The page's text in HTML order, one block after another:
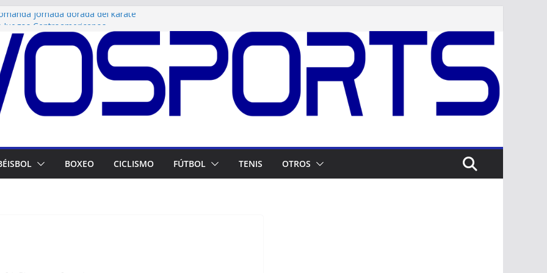
jornada dorada del karate
Centroamericanos
entregan proyecto de ley para la
las Glorias Deportivas
Doblete de Messi para arrancar con fuerza
sube al podio de los 400 m
Los pesistas venezolanos arrasan con el
BOXEO CICLISMO FÚTBOL TENIS OTROS